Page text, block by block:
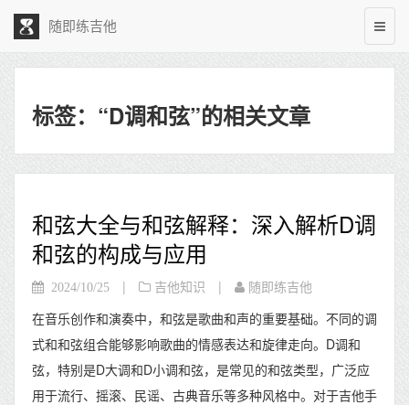
随即练吉他
标签：“D调和弦”的相关文章
和弦大全与和弦解释：深入解析D调
和弦的构成与应用
2024/10/25 | 吉他知识 | 随即练吉他
在音乐创作和演奏中，和弦是歌曲和声的重要基础。不同的调
式和和弦组合能够影响歌曲的情感表达和旋律走向。D调和
弦，特别是D大调和D小调和弦，是常见的和弦类型，广泛应
用于流行、摇滚、民谣、古典音乐等多种风格中。对于吉他手